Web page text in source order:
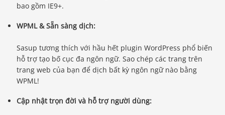
bao gồm IE9+.
WPML & Sẵn sàng dịch:
Sasup tương thích với hầu hết plugin WordPress phổ biến
hỗ trợ tạo bố cục đa ngôn ngữ. Sao chép các trang trên
trang web của bạn để dịch bất kỳ ngôn ngữ nào bằng
WPML!
Cập nhật trọn đời và hỗ trợ người dùng: